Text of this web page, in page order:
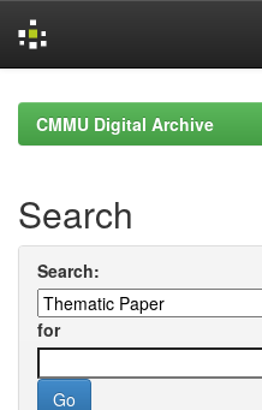
navigationCMMU Digital Archive
Search
Search:
for